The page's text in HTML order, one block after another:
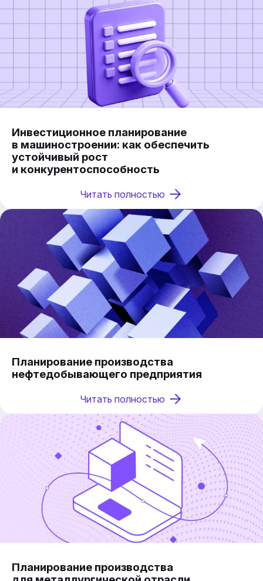
Инвестиционное планирование
в машиностроении: как обеспечить
устойчивый рост
и конкурентоспособность
Читать полностью
Планирование производства
нефтедобывающего предприятия
Читать полностью
Планирование производства